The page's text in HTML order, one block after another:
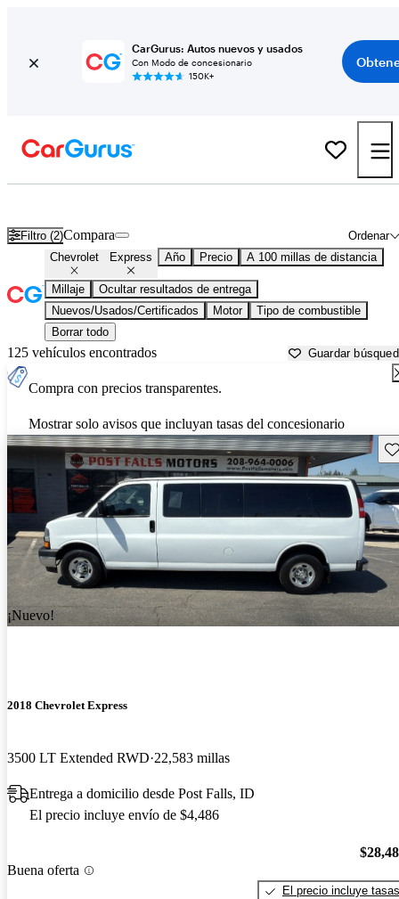
CarGurus: Autos nuevos y usados
Con Modo de concesionario
150K+
Filtro (2) Ordenar
Compara
Chevrolet Express Año Precio A 100 millas de distancia
Millaje
Ocultar resultados de entrega
Nuevos/Usados/Certificados
Motor
Tipo de combustible
Borrar todo
125 vehículos encontrados Guardar
Compra con precios transparentes.
Mostrar solo avisos que incluyan tasas del concesionario
¡Nuevo!
2018 Chevrolet Express
3500 LT Extended RWD 22,583 millas
Entrega a domicilio desde Post Falls, ID
El precio incluye envío de $4,486
Buena oferta
El precio incluye tasas